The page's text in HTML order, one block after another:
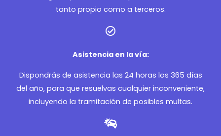
tanto propio como a terceros.
Asistencia en la vía:
Dispondrás de asistencia las 24 horas los 365 días
del año, para que resuelvas cualquier inconveniente,
incluyendo la tramitación de posibles multas.